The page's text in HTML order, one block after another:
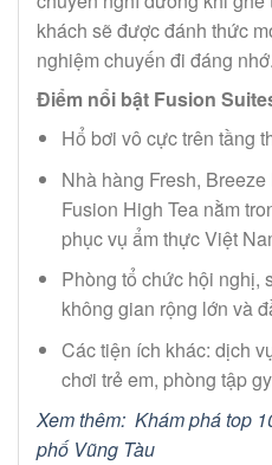
khách sẽ được đánh thức
nghiệm chuyến đi đáng nhớ.
Điểm nổi bật Fusion
Hổ bơi vô cực trên tầng
Nhà hàng Fresh,
Fusion High Tea nằm
phục vụ ẩm thực Việt
Phòng tổ chức hội nghị,
không gian rộng lớn và
Các tiện ích khác: dịch
chơi trẻ em, phòng tập
Xem thêm: Khám phá top
phố Vũng Tàu